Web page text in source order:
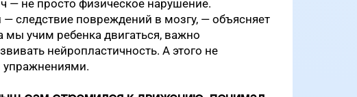
— не просто физическое нарушение.
следствие повреждений в мозгу, — объясняет
учим ребенка двигаться, важно
нейропластичность. А этого не